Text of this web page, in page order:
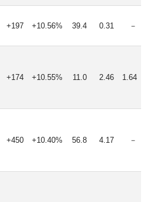
+197 +10.56% 39.4 0.31 －
+174 +10.55% 11.0 2.46 1.64
+450 +10.40% 56.8 4.17 －